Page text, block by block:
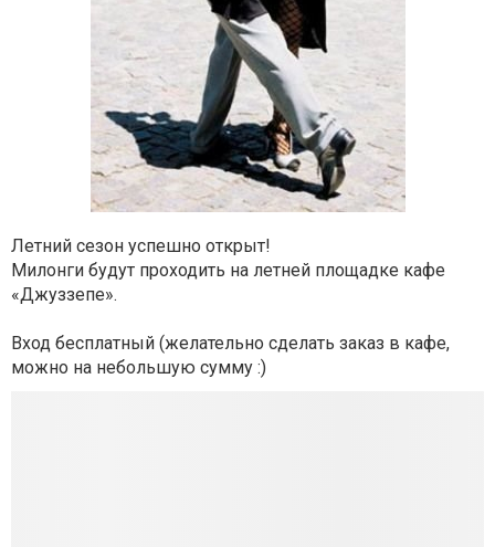
Летний сезон успешно открыт!
Милонги будут проходить на летней площадке кафе
«Джуззепе».
Вход бесплатный (желательно сделать заказ в кафе,
можно на небольшую сумму :)